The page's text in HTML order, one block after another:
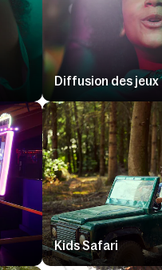
Diffusion des jeux
Kids Safari